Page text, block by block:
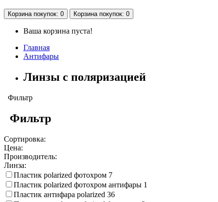
Корзинапокупок: 0 Корзинапокупок: 0
Ваша корзина пуста!
Главная
Антифары
Линзы с поляризацией
Фильтр
Фильтр
Сортировка:
Цена:
Производитель:
Линза:
Пластик polarized фотохром 7
Пластик polarized фотохром антифары 1
Пластик антифара polarized 36